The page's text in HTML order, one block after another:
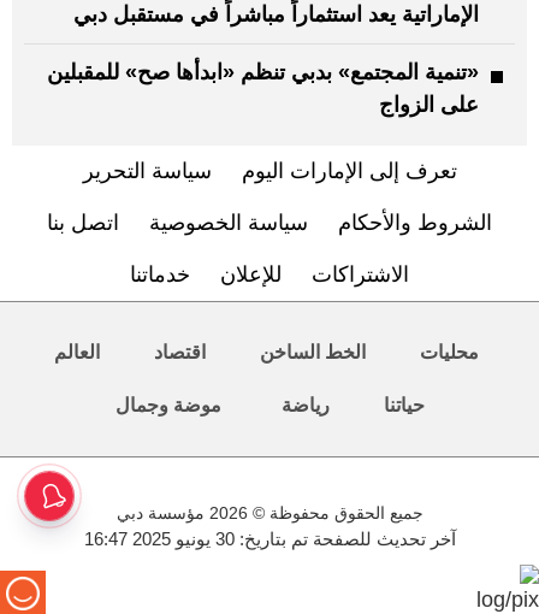
الإماراتية يعد استثماراً مباشراً في مستقبل دبي
«تنمية المجتمع» بدبي تنظم «ابدأها صح» للمقبلين
على الزواج
تعرف إلى الإمارات اليوم سياسة التحرير
الشروط والأحكام سياسة الخصوصية اتصل بنا
الاشتراكات للإعلان خدماتنا
محليات الخط الساخن اقتصاد العالم
حياتنا رياضة موضة وجمال
جميع الحقوق محفوظة © 2026 مؤسسة دبي
آخر تحديث للصفحة تم بتاريخ: 30 يونيو 2025 16:47